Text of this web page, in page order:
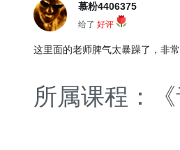
慕粉4406375
给了 好评
这里面的老师脾气太暴躁了，非
所属课程：